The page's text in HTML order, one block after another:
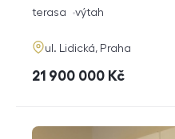
funkce
terasa výtah
adresa
ul. Lidická, Praha
cena
21 900 000 Kč